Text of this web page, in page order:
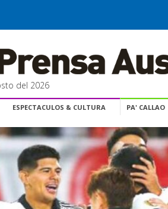
del 2026
ESPECTACULOS & CULTURA PA' CALLAO